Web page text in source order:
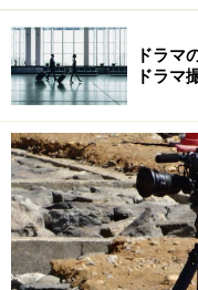
ドラマ
ドラマ